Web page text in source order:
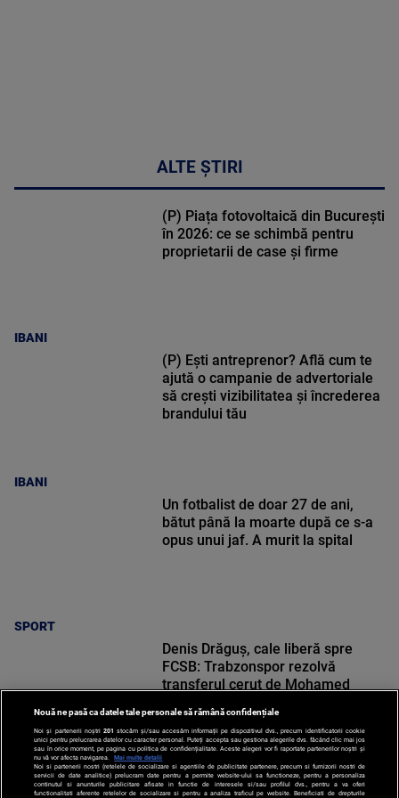
ALTE ȘTIRI
IBANI
(P) Piața fotovoltaică din București
în 2026: ce se schimbă pentru
proprietarii de case și firme
IBANI
(P) Ești antreprenor? Află cum te
ajută o campanie de advertoriale
să crești vizibilitatea și încrederea
brandului tău
SPORT
Un fotbalist de doar 27 de ani,
bătut până la moarte după ce s-a
opus unui jaf. A murit la spital
SPORT
Denis Drăguș, cale liberă spre
FCSB: Trabzonspor rezolvă
transferul cerut de Mohamed
Nouă ne pasă ca datele tale personale să rămână confidențiale
Noi și partenerii noștri 201 stocăm și/sau accesăm informații pe dispozitivul dvs., precum identificatorii cookie
unici pentru prelucrarea datelor cu caracter personal. Puteți accepta sau gestiona alegerile dvs. făcând clic mai jos
sau în orice moment, pe pagina cu politica de confidențialitate. Aceste alegeri vor fi raportate partenerilor noștri și
nu vă vor afecta navigarea.
Mai multe detalii
Noi si partenerii nostri (retelele de socializare si agentiile de publicitate partenere, precum si furnizorii nostri de
servicii de date analitice) prelucram date pentru a permite website-ului sa functioneze, pentru a personaliza
continutul si anunturile publicitare afisate in functie de interesele si/sau profilul dvs., pentru a va oferi
functionalitati aferente retelelor de socializare si pentru a analiza traficul pe website. Beneficiati de drepturile